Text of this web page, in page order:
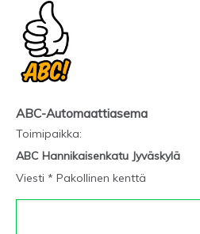
ABC-Automaattiasema
Toimipaikka:
ABC Hannikaisenkatu Jyväskylä
Viesti * Pakollinen kenttä